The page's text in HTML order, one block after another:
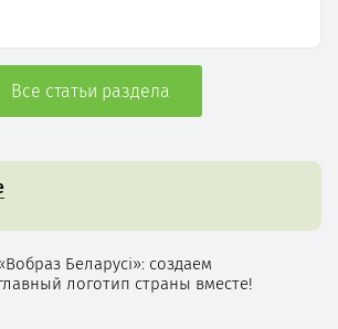
Все статьи раздела
Беларусі»: создаем
логотип страны вместе!